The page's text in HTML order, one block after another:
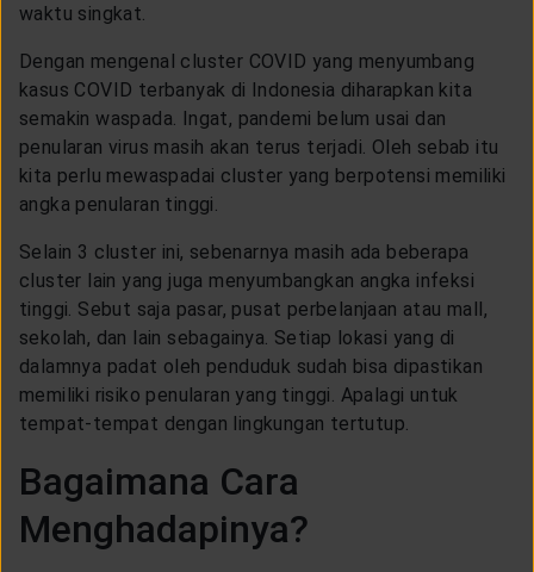
waktu singkat.
Dengan mengenal cluster COVID yang menyumbang
kasus COVID terbanyak di Indonesia diharapkan kita
semakin waspada. Ingat, pandemi belum usai dan
penularan virus masih akan terus terjadi. Oleh sebab itu
kita perlu mewaspadai cluster yang berpotensi memiliki
angka penularan tinggi.
Selain 3 cluster ini, sebenarnya masih ada beberapa
cluster lain yang juga menyumbangkan angka infeksi
tinggi. Sebut saja pasar, pusat perbelanjaan atau mall,
sekolah, dan lain sebagainya. Setiap lokasi yang di
dalamnya padat oleh penduduk sudah bisa dipastikan
memiliki risiko penularan yang tinggi. Apalagi untuk
tempat-tempat dengan lingkungan tertutup.
Bagaimana Cara
Menghadapinya?